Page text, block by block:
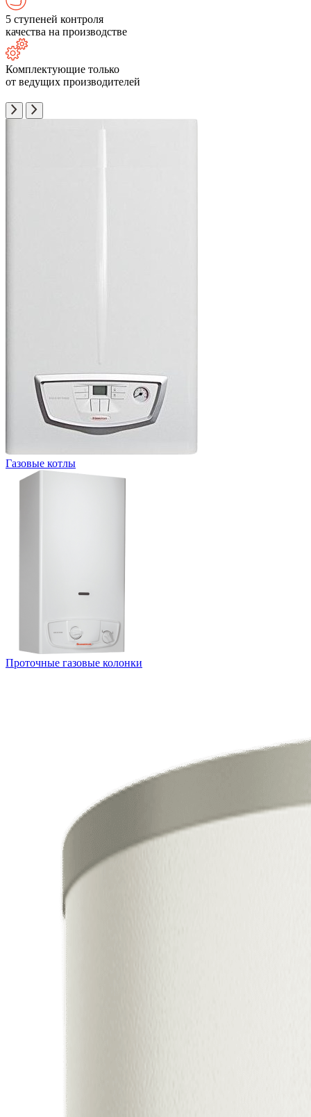
5 ступеней контроля
качества на производстве
Комплектующие только
от ведущих производителей
Газовые котлы
Проточные газовые колонки